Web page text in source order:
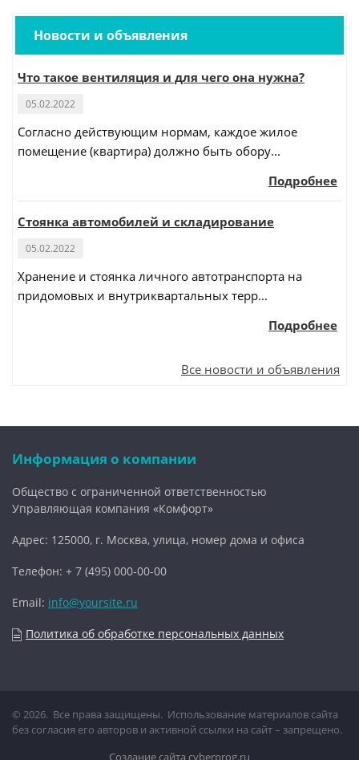
Новости и объявления
Что такое вентиляция и для чего она нужна?
05.02.2022
Согласно действующим нормам, каждое жилое
помещение (квартира) должно быть обору...
Подробнее
Стоянка автомобилей и складирование
05.02.2022
Хранение и стоянка личного автотранспорта на
придомовых и внутриквартальных терр...
Подробнее
Все новости и объявления
Информация о компании
Общество с ограниченной ответственностью
Управляющая компания «Комфорт»
Адрес: 125000, г. Москва, улица, номер дома и офиса
Телефон: + 7 (495) 000-00-00
Email: info@yoursite.ru
Политика об обработке персональных данных
© 2026. Все права защищены. Использование материалов сайта
без согласия его авторов и активной ссылки на сайт – запрещено.
Создание сайта cyberprog.ru